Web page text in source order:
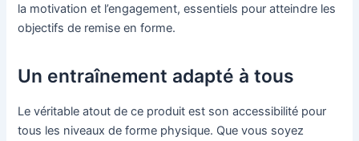
la motivation et l’engagement, essentiels pour atteindre les
objectifs de remise en forme.
Un entraînement adapté à tous
Le véritable atout de ce produit est son accessibilité pour
tous les niveaux de forme physique. Que vous soyez